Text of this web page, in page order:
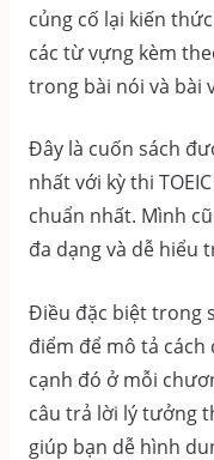
củng cố lại kiến
các từ vựng kèm
trong bài nói và bài
Đây là cuốn sách
nhất với kỳ thi
chuẩn nhất. Mình
đa dạng và dễ hiểu
Điều đặc biệt trong
điểm để mô tả cách
cạnh đó ở mỗi
câu trả lời lý tưởng
giúp bạn dễ hình